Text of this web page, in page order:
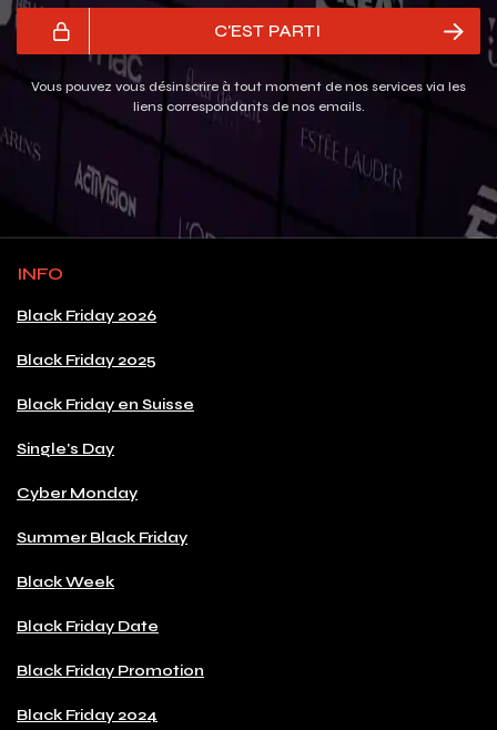
C'EST PARTI
Vous pouvez vous désinscrire à tout moment de nos services via les
liens correspondants de nos emails.
INFO
Black Friday 2026
Black Friday 2025
Black Friday en Suisse
Single's Day
Cyber Monday
Summer Black Friday
Black Week
Black Friday Date
Black Friday Promotion
Black Friday 2024